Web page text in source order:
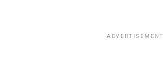
ADVERTISEMENT